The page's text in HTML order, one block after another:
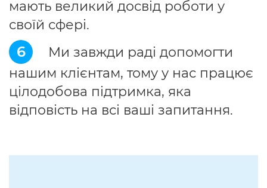
мають великий досвід роботи у
своїй сфері.
6
Ми завжди раді допомогти
нашим клієнтам, тому у нас працює
цілодобова підтримка, яка
відповість на всі ваші запитання.